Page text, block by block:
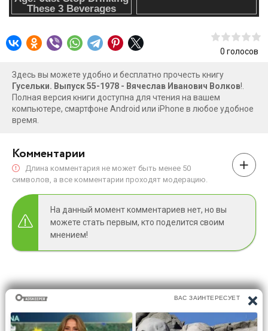
0 голосов
Здесь вы можете удобно и бесплатно прочесть книгу
Гусельки. Выпуск 55-1978 - Вячеслав Иванович Волков!.
Полная версия книги доступна для чтения на вашем
компьютере, смартфоне Android или iPhone в любое удобное
время.
Комментарии
Длина комментария не может быть менее 50
символов, а все комментарии проходят модерацию.
На данный момент комментариев нет, но вы
можете стать первым, кто поделится своим
мнением!